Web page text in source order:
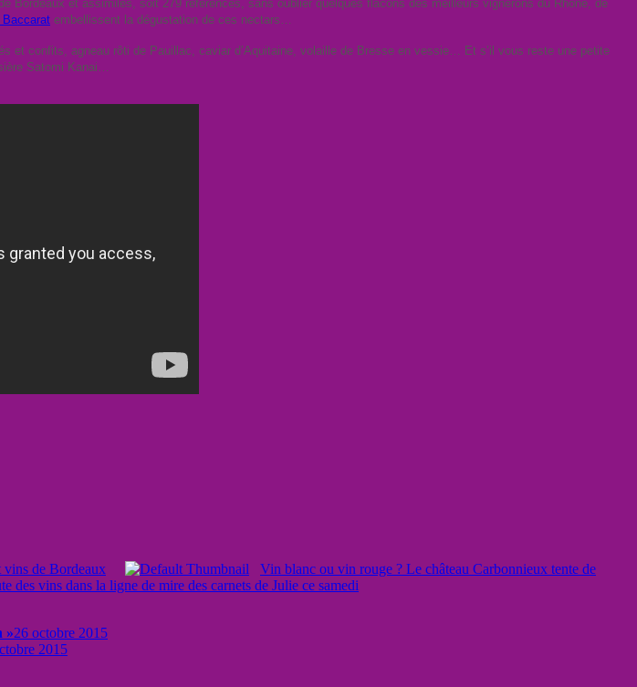
et assimilés, soit 279 références, sans oublier quelques flacons des meilleurs vignerons du Rhône, de
embellissent la dégustation de ces nectars…
confits, agneau rôti de Pauillac, caviar d’Aquitaine, volaille de Bresse en vessie… Et s’il vous reste une petite
Satomi Kanai…
vins de Bordeaux
Vin blanc ou vin rouge ? Le château Carbonnieux tente de
des vins dans la ligne de mire des carnets de Julie ce samedi
»26 octobre 2015
2015